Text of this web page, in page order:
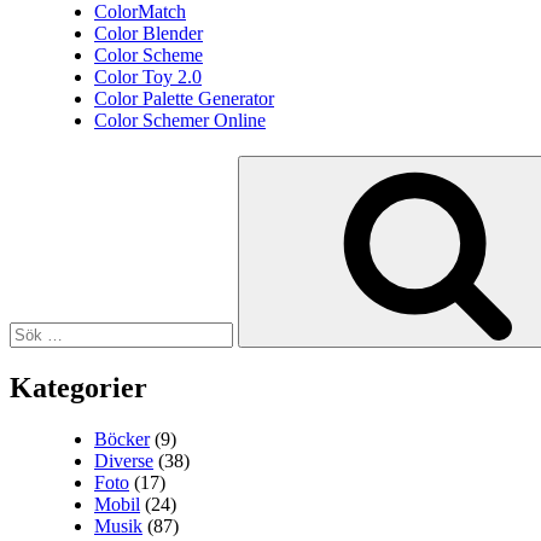
ColorMatch
Color Blender
Color Scheme
Color Toy 2.0
Color Palette Generator
Color Schemer Online
Kategorier
Böcker(9)
Diverse (38)
Foto (17)
Mobil (24)
Musik (87)